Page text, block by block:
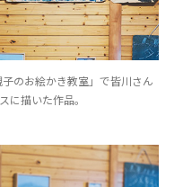
のお絵かき教室」で皆川さん
に描いた作品。